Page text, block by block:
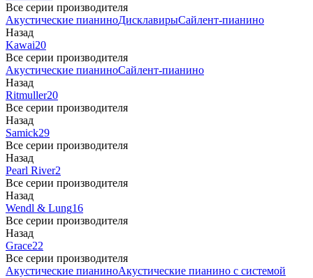
Все серии производителя
Акустические пианиноДисклавирыСайлент-пианино
Назад
Kawai20
Все серии производителя
Акустические пианиноСайлент-пианино
Назад
Ritmuller20
Все серии производителя
Назад
Samick29
Все серии производителя
Назад
Pearl River2
Все серии производителя
Назад
Wendl & Lung16
Все серии производителя
Назад
Grace22
Все серии производителя
Акустические пианиноАкустические пианино с системой